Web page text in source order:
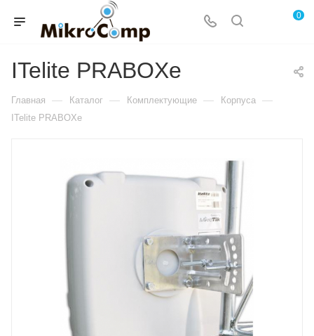
0
ITelite PRABOXe
Главная — Каталог — Комплектующие — Корпуса —
ITelite PRABOXe